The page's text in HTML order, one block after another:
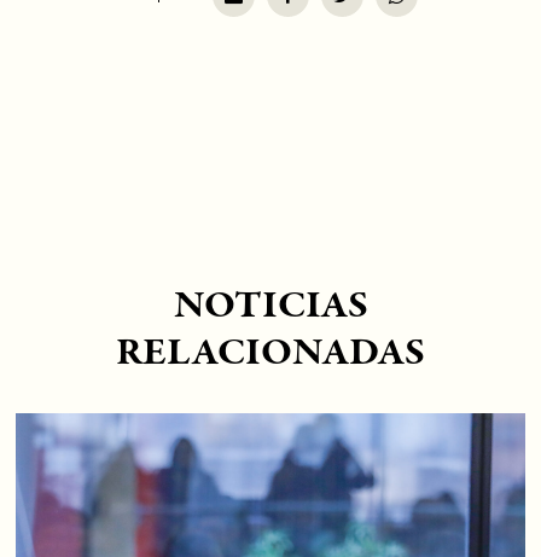
NOTICIAS
RELACIONADAS